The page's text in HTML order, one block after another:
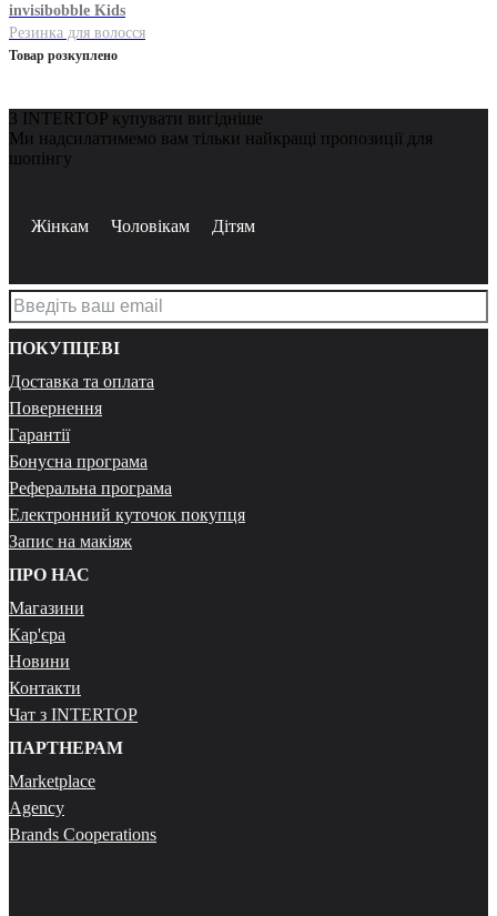
invisibobble Kids
Резинка для волосся
Товар розкуплено
З INTERTOP купувати вигідніше
Ми надсилатимемо вам тільки найкращі пропозиції для
шопінгу
Жінкам Чоловікам Дітям
ПОКУПЦЕВІ
Доставка та оплата
Повернення
Гарантії
Бонусна програма
Реферальна програма
Електронний куточок покупця
Запис на макіяж
ПРО НАС
Магазини
Кар'єра
Новини
Контакти
Чат з INTERTOP
ПАРТНЕРАМ
Marketplace
Agency
Brands Cooperations